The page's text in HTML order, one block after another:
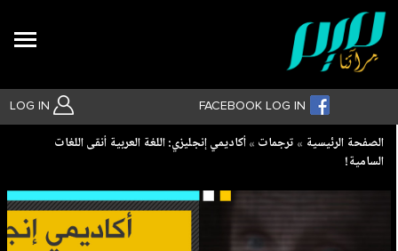
LOG IN FACEBOOK LOG IN
بحث متقدم
Breadcrumb
الصفحة الرئيسية ترجمات
أكاديمي إنجليزي: اللغة العربية أنقى اللغات
السامية!